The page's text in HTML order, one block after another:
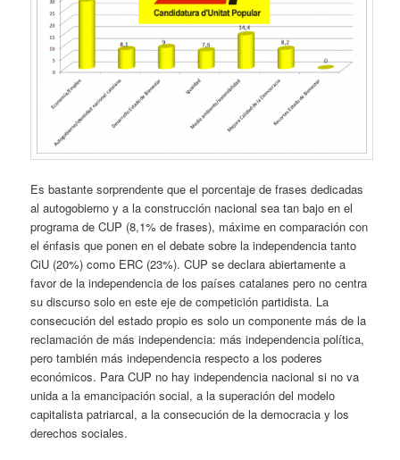
Es bastante sorprendente que el porcentaje de frases dedicadas
al autogobierno y a la construcción nacional sea tan bajo en el
programa de CUP (8,1% de frases), máxime en comparación con
el énfasis que ponen en el debate sobre la independencia tanto
CiU (20%) como ERC (23%). CUP se declara abiertamente a
favor de la independencia de los países catalanes pero no centra
su discurso solo en este eje de competición partidista. La
consecución del estado propio es solo un componente más de la
reclamación de más independencia: más independencia política,
pero también más independencia respecto a los poderes
económicos. Para CUP no hay independencia nacional si no va
unida a la emancipación social, a la superación del modelo
capitalista patriarcal, a la consecución de la democracia y los
derechos sociales.